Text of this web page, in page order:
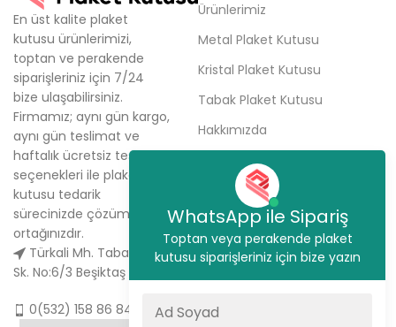
En üst kalite plaket
kutusu ürünlerimizi,
toptan ve perakende
siparişleriniz için 7/24
bize ulaşabilirsiniz.
Firmamız; aynı gün kargo,
aynı gün teslimat ve
haftalık ücretsiz teslimat
seçenekleri ile plaket
kutusu tedarik
sürecinizde çözüm
ortağınızdır.
Türkali Mh. Tabakçı Hüseyin
Sk. No:6/3 Beşiktaş / İstanbul
0(532) 158 86 84
Ürünlerimiz
Metal Plaket Kutusu
Kristal Plaket Kutusu
Tabak Plaket Kutusu
Hakkımızda
Sipariş Ver
İletişim
WhatsApp ile Sipariş
Toptan veya perakende plaket
kutusu siparişleriniz için bize yazın